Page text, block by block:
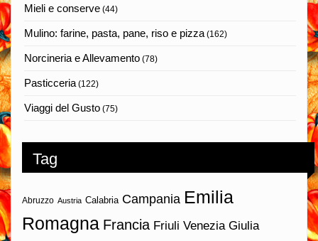
Mieli e conserve (44)
Mulino: farine, pasta, pane, riso e pizza(162)
Norcineria e Allevamento (78)
Pasticceria(122)
Viaggi del Gusto (75)
Tag
Abruzzo Austria Calabria Campania Emilia
Romagna Francia Friuli Venezia Giulia